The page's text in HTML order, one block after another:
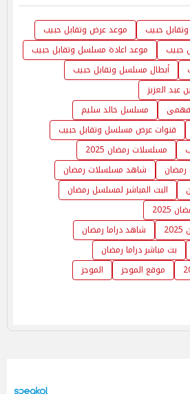
وتقابل حبيب
موعد عرض وتقابل حبيب
حبيب
موعد اعادة مسلسل وتقابل حبيب
أبطال مسلسل وتقابل حبيب
العزيز
مسلسل خالد سليم
قنوات عرض مسلسل وتقابل حبيب
مسلسلات رمضان 2025
رمضان
شاهد مسلسلات رمضان
البث المباشر لمسلسل رمضان
شاهد دراما رمضان
بث مباشر دراما رمضان
موقع الموجز
الموجز